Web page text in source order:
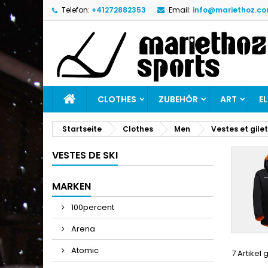
Telefon: +41272882353 Email:
CLOTHES ZUBEHÖR ART
Startseite Clothes Men Vestes et
VESTES DE SKI
MARKEN
100percent
Arena
Atomic
7 Artikel